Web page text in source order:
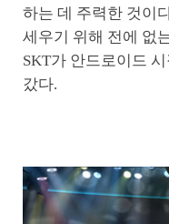
하는 데 주력한 것이
세우기 위해 전에 없
SKT가 안드로이드
갔다.